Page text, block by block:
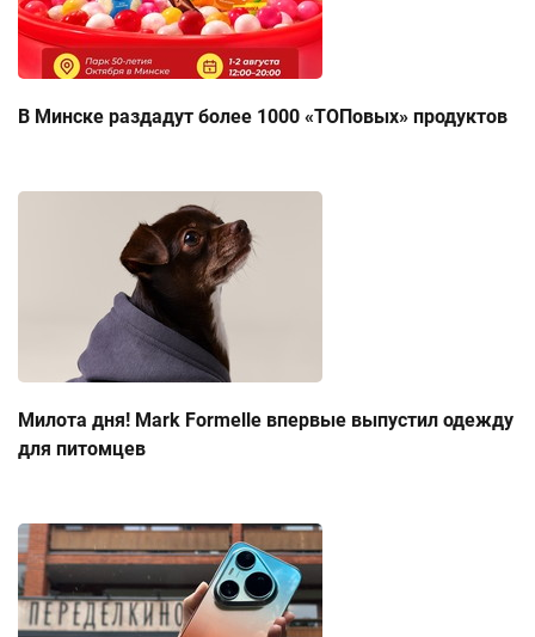
В Минске раздадут более 1000 «ТОПовых» продуктов
Милота дня! Mark Formelle впервые выпустил одежду
для питомцев